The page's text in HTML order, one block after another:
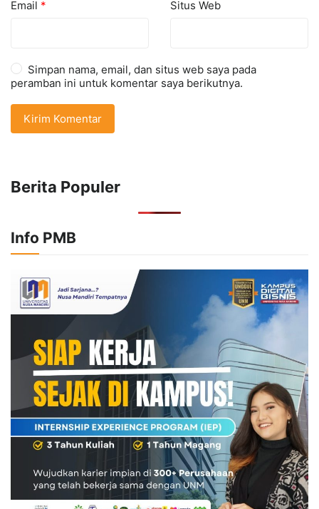
Email * Situs Web
Simpan nama, email, dan situs web saya pada
peramban ini untuk komentar saya berikutnya.
Berita Populer
Info PMB